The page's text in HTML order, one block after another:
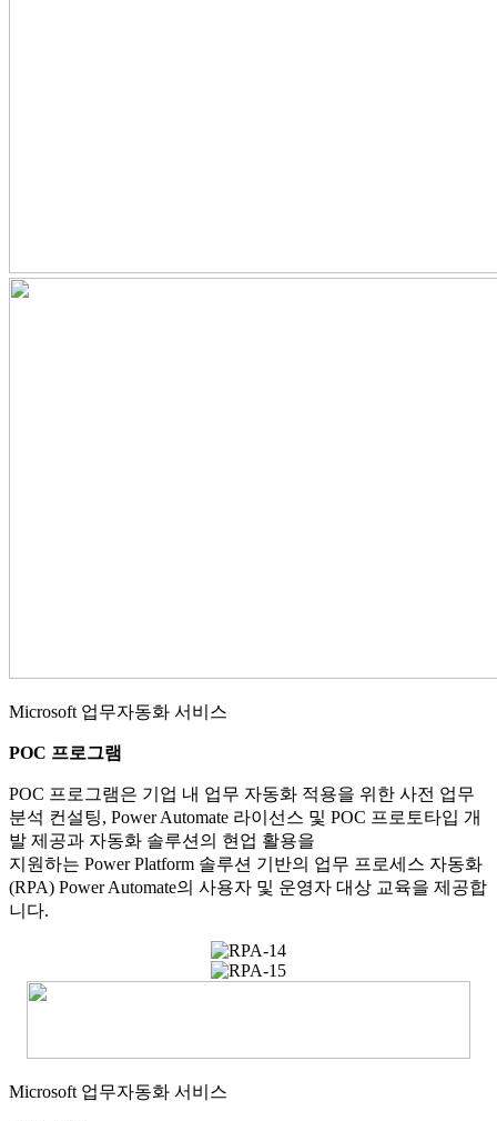
Microsoft 업무자동화 서비스
POC 프로그램
POC 프로그램은 기업 내 업무 자동화 적용을 위한 사전 업무
분석 컨설팅, Power Automate 라이선스 및 POC 프로토타입 개
발 제공과 자동화 솔루션의 현업 활용을
지원하는 Power Platform 솔루션 기반의 업무 프로세스 자동화
(RPA) Power Automate의 사용자 및 운영자 대상 교육을 제공합
니다.
Microsoft 업무자동화 서비스